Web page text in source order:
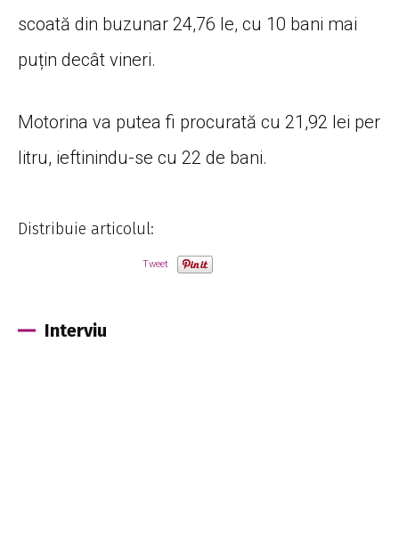
scoată din buzunar 24,76 le, cu 10 bani mai
puțin decât vineri.
Motorina va putea fi procurată cu 21,92 lei per
litru, ieftinindu-se cu 22 de bani.
Distribuie articolul:
Tweet
Interviu